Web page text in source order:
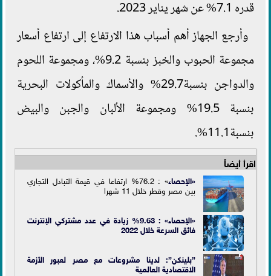
قدره 7.1% عن شهر يناير 2023.
وأرجع الجهاز أهم أسباب هذا الارتفاع إلى ارتفاع أسعار
مجموعة الحبوب والخبز بنسبة 9.2%، ومجموعة اللحوم
والدواجن بنسبة29.7% والأسماك والمأكولات البحرية
بنسبة 19.5% ومجموعة الألبان والجبن والبيض
بنسبة11.1%.
اقرأ أيضاً
«الإحصاء » : 76.2% ارتفاعا في قيمة التبادل التجاري
بين مصر وقطر خلال 11 شهرا
«الإحصاء» : 9.63% زيادة في عدد مشتركي الإنترنت
فائق السرعة خلال 2022
”بلينكن”: لدينا مشروعات مع مصر لعبور الأزمة
الاقتصادية العالمية